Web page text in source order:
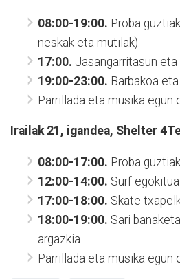
08:00-19:00. Proba
neskak eta mutilak).
17:00. Jasangarritasun
19:00-23:00. Barbakoa
Parrillada eta musika egun
Irailak 21, igandea, Shelter
08:00-17:00. Proba
12:00-14:00. Surf egokitua.
17:00-18:00. Skate
18:00-19:00. Sari
argazkia.
Parrillada eta musika egun